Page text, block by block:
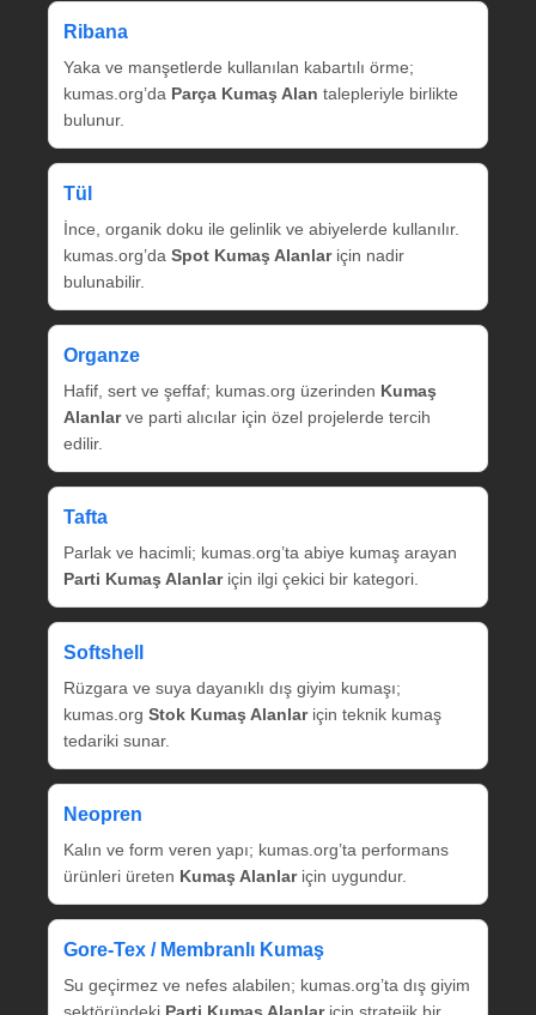
Ribana
Yaka ve manşetlerde kullanılan kabartılı örme;
kumas.org’da Parça Kumaş Alan talepleriyle birlikte
bulunur.
Tül
İnce, organik doku ile gelinlik ve abiyelerde kullanılır.
kumas.org’da Spot Kumaş Alanlariçin nadir
bulunabilir.
Organze
Hafif, sert ve şeffaf; kumas.org üzerinden Kumaş
Alanlarve parti alıcılar için özel projelerde tercih
edilir.
Tafta
Parlak ve hacimli; kumas.org’ta abiye kumaş arayan
Parti Kumaş Alanlariçin ilgi çekici bir kategori.
Softshell
Rüzgara ve suya dayanıklı dış giyim kumaşı;
kumas.org Stok Kumaş Alanlariçin teknik kumaş
tedariki sunar.
Neopren
Kalın ve form veren yapı; kumas.org’ta performans
ürünleri üreten Kumaş Alanlariçin uygundur.
Gore‑Tex / Membranlı Kumaş
Su geçirmez ve nefes alabilen; kumas.org’ta dış giyim
sektöründeki Parti Kumaş Alanlariçin stratejik bir